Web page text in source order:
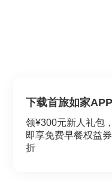
下载首旅如家APP
领¥300元新人礼包，
即享免费早餐权益
折